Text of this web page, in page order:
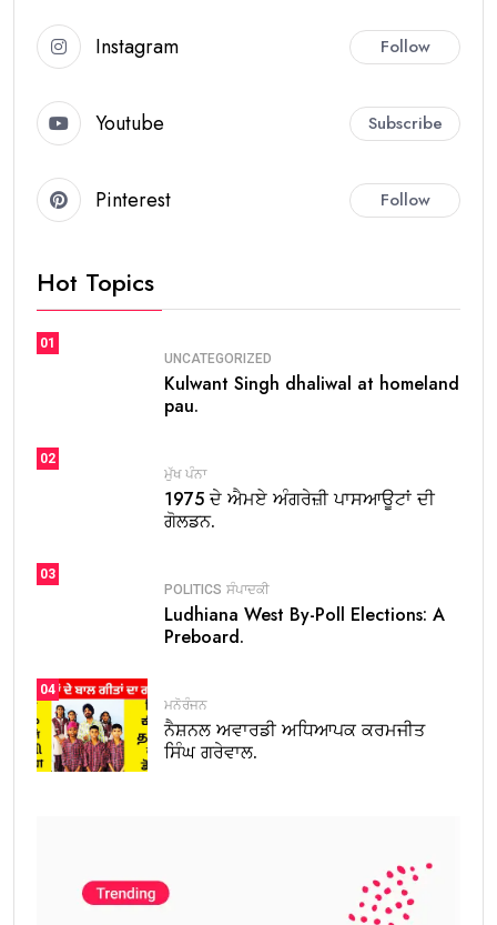
Instagram Follow
Youtube Subscribe
Pinterest Follow
Hot Topics
01
UNCATEGORIZED
Kulwant Singh dhaliwal at homeland
pau.
02
ਮੁੱਖ ਪੰਨਾ
1975 ਦੇ ਐਮਏ ਅੰਗਰੇਜ਼ੀ ਪਾਸਆਊਟਾਂ ਦੀ
ਗੋਲਡਨ.
03
POLITICS ਸੰਪਾਦਕੀ
Ludhiana West By-Poll Elections: A
Preboard.
04
ਮਨੋਰੰਜਨ
ਨੈਸ਼ਨਲ ਅਵਾਰਡੀ ਅਧਿਆਪਕ ਕਰਮਜੀਤ
ਸਿੰਘ ਗਰੇਵਾਲ.